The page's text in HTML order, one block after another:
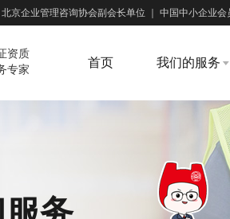
北京企业管理咨询协会副会长单位 中国中小企业会
资质
专家
首页 我们的服务